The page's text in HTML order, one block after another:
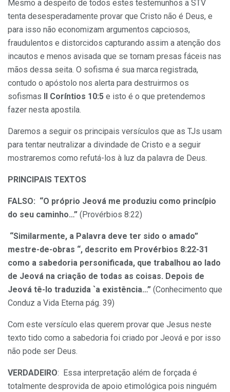
Mesmo a despeito de todos estes testemunhos a STV
tenta desesperadamente provar que Cristo não é Deus, e
para isso não economizam argumentos capciosos,
fraudulentos e distorcidos capturando assim a atenção dos
incautos e menos avisada que se tornam presas fáceis nas
mãos dessa seita. O sofisma é sua marca registrada,
contudo o apóstolo nos alerta para destruirmos os
sofismas
II Coríntios 10:5 e isto é o que pretendemos
fazer nesta apostila.
Daremos a seguir os principais versículos que as TJs usam
para tentar neutralizar a divindade de Cristo e a seguir
mostraremos como refutá-los à luz da palavra de Deus.
PRINCIPAIS TEXTOS
FALSO: “O próprio Jeová me produziu como princípio
do seu caminho…” (Provérbios 8:22)
“Similarmente, a Palavra deve ter sido o amado”
mestre-de-obras “, descrito em Provérbios 8:22-31
como a sabedoria personificada, que trabalhou ao lado
de Jeová na criação de todas as coisas. Depois de
Jeová tê-lo traduzida `a existência…” (Conhecimento que
Conduz a Vida Eterna pág. 39)
Com este versículo elas querem provar que Jesus neste
texto tido como a sabedoria foi criado por Jeová e por isso
não pode ser Deus.
VERDADEIRO: Essa interpretação além de forçada é
totalmente desprovida de apoio etimológica pois ninguém